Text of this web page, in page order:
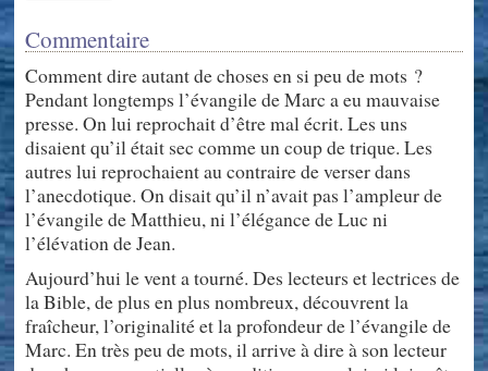
Commentaire
Comment dire autant de choses en si peu de mots ?
Pendant longtemps l’évangile de Marc a eu mauvaise
presse. On lui reprochait d’être mal écrit. Les uns
disaient qu’il était sec comme un coup de trique. Les
autres lui reprochaient au contraire de verser dans
l’anecdotique. On disait qu’il n’avait pas l’ampleur de
l’évangile de Matthieu, ni l’élégance de Luc ni
l’élévation de Jean.
Aujourd’hui le vent a tourné. Des lecteurs et lectrices de
la Bible, de plus en plus nombreux, découvrent la
fraîcheur, l’originalité et la profondeur de l’évangile de
Marc. En très peu de mots, il arrive à dire à son lecteur